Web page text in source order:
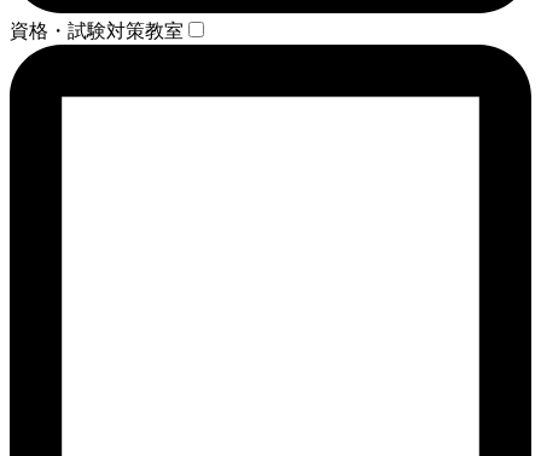
資格・試験対策教室